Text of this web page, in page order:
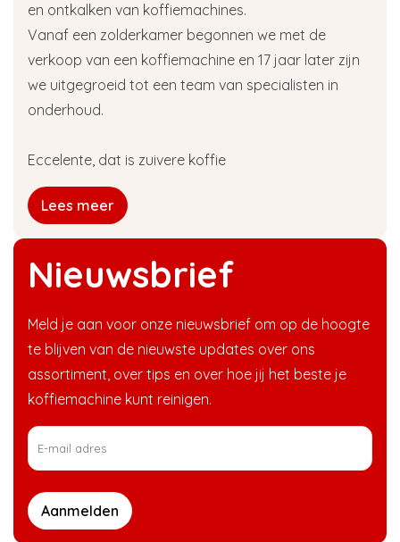
Nieuwsbrief
Meld je aan voor onze nieuwsbrief om op de hoogte
te blijven van de nieuwste updates over ons
assortiment, over tips en over hoe jij het beste je
koffiemachine kunt reinigen.
Aanmelden
en ontkalken van koffiemachines.
Vanaf een zolderkamer begonnen we met de
verkoop van een koffiemachine en 17 jaar later zijn
we uitgegroeid tot een team van specialisten in
onderhoud.
Eccelente, dat is zuivere koffie
Lees meer